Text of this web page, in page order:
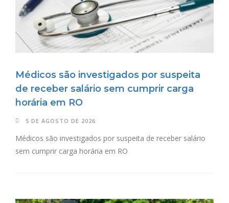
Médicos são investigados por suspeita
de receber salário sem cumprir carga
horária em RO
5 DE AGOSTO DE 2026
Médicos são investigados por suspeita de receber salário
sem cumprir carga horária em RO